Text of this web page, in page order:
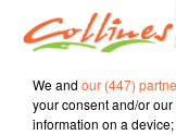
10 novembre
We and our (447)
your consent and/or
information on a